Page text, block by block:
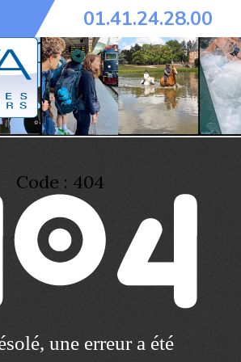
01.41.24.28.00
Code : 404
une erreur a été